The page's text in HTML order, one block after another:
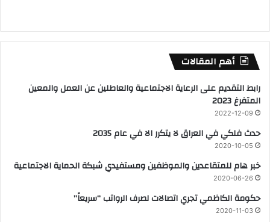
أهم المقالات
رابط التقديم على الرعاية الاجتماعية والعاطلين عن العمل والمعين
المتفرغ 2023
2022-12-09
حدث فلكي في العراق لا يتكرر الا في عام 2035
2020-10-05
خبر هام للمتقاعدين والموظفين ومستفيدي شبكة الحماية الاجتماعية
2020-06-26
حكومة الكاظمي تجري اتصالات لصرف الرواتب “سريعاً”
2020-11-03